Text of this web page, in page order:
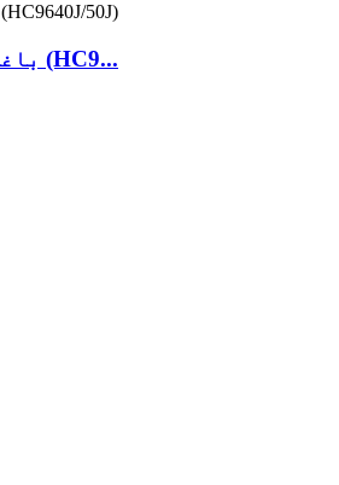
باغبانی کے اوزار کے لیے موٹرز: گھاس کاٹنے والی موٹر (HC9...